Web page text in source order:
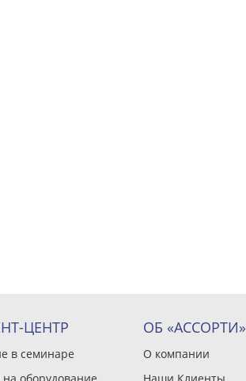
ЦЕНТР
в семинаре
ОБ «АССОРТИ»
О компании